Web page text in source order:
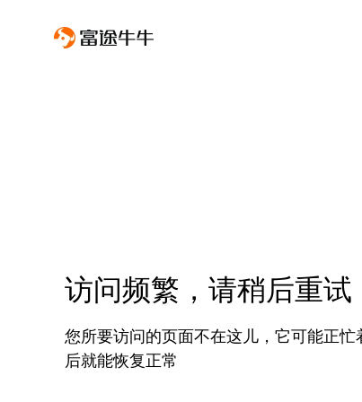
访问频繁，请稍后重试
您所要访问的页面不在这儿，它可能正忙
后就能恢复正常